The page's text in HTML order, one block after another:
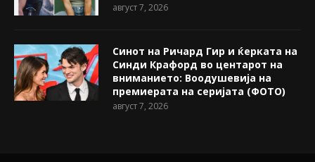
август 7, 2026
Синот на Ричард Гир и ќерката на
Синди Крафорд во центарот на
вниманието: Воодушевија на
премиерата на серијата (ФОТО)
август 7, 2026